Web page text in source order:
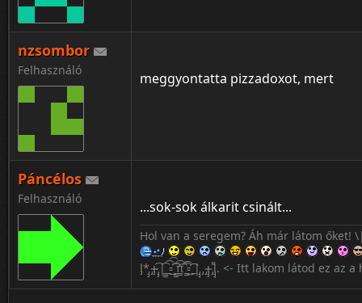
nzsombor
Felhasználó meggyontatta pizzadoxot, mert
Páncélos
Felhasználó ...sok-sok álkarit csinált...
Hol van a seregem? Áh már látom őket!
l̡*̡̡ ̴̡ı̴̴̡ ̡̡͡|̲̲̲͡͡͡ ̲▫̲͡ ̲̲̲͡͡π̲̲͡͡ ̲̲͡▫̲̲͡͡ ̲|̡̡̡ ̡ ̴̡ı̴̡̡ ̡͌l̡̡̡̡. <- Itt lakom látod ez az a